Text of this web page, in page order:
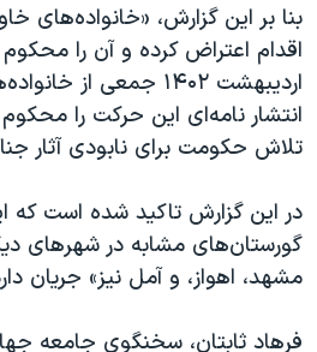
بنا بر این گزارش، «خانواده‌های
اقدام اعتراض کرده و آن را محکوم
اردیبهشت ۱۴۰۲ جمعی
انتشار نامه‌ای این حرکت را
تلاش حکومت برای نابودی آثار
در این گزارش تاکید شده است که
گورستان‌های مشابه در شهرهای
مشهد، اهواز، و آمل نیز» جریان
فرهاد ثابتان، سخنگوی جامعه